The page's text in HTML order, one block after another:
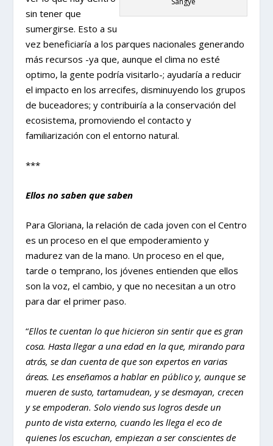
sin tener que
sumergirse. Esto a su
vez beneficiaría a los parques nacionales generando
más recursos -ya que, aunque el clima no esté
optimo, la gente podría visitarlo-; ayudaría a reducir
el impacto en los arrecifes, disminuyendo los grupos
de buceadores; y contribuiría a la conservación del
ecosistema, promoviendo el contacto y
familiarización con el entorno natural.
***
Ellos no saben que saben
Para Gloriana, la relación de cada joven con el Centro
es un proceso en el que empoderamiento y
madurez van de la mano. Un proceso en el que,
tarde o temprano, los jóvenes entienden que ellos
son la voz, el cambio, y que no necesitan a un otro
para dar el primer paso.
“Ellos te cuentan lo que hicieron sin sentir que es gran
cosa. Hasta llegar a una edad en la que, mirando para
atrás, se dan cuenta de que son expertos en varias
áreas. Les enseñamos a hablar en público y, aunque se
mueren de susto, tartamudean, y se desmayan, crecen
y se empoderan. Solo viendo sus logros desde un
punto de vista externo, cuando les llega el eco de
quienes los escuchan, empiezan a ser conscientes de